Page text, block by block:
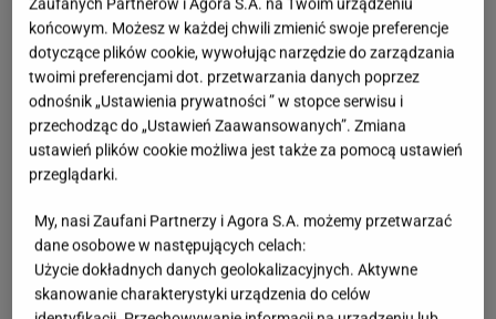
końcowym. Możesz w każdej chwili zmienić swoje preferencje
dotyczące plików cookie, wywołując narzędzie do zarządzania
twoimi preferencjami dot. przetwarzania danych poprzez
odnośnik „Ustawienia prywatności ” w stopce serwisu i
przechodząc do „Ustawień Zaawansowanych”. Zmiana
ustawień plików cookie możliwa jest także za pomocą ustawień
przeglądarki.
My, nasi Zaufani Partnerzy i Agora S.A. możemy przetwarzać
dane osobowe w następujących celach:
Użycie dokładnych danych geolokalizacyjnych. Aktywne
skanowanie charakterystyki urządzenia do celów